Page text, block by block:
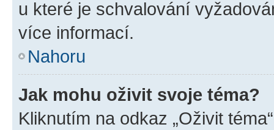
u které je schvalování
více informací.
Nahoru
Jak mohu oživit svoje téma?
Kliknutím na odkaz „Oživit